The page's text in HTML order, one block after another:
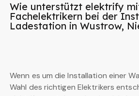
Wie unterstützt elektrify
Fachelektrikern bei der
Ladestation in Wustrow,
Wenn es um die Installation einer
Wahl des richtigen Elektrikers